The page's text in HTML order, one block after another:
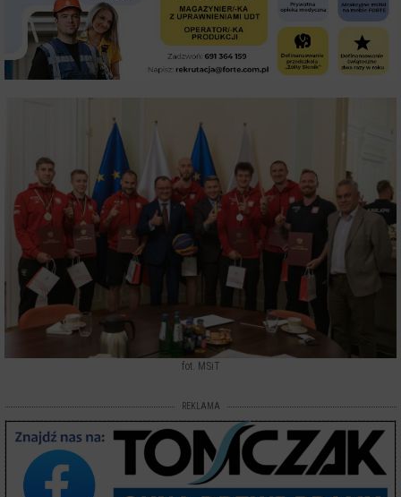
fot. MSiT
REKLAMA